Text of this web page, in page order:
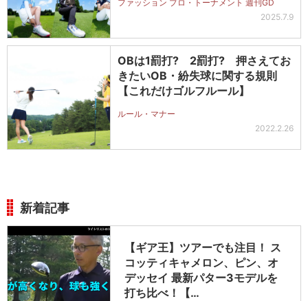
ファッション プロ・トーナメント 週刊GD
2025.7.9
OBは1罰打? 2罰打? 押さえてお
きたいOB・紛失球に関する規則
【これだけゴルフルール】
ルール・マナー
2022.2.26
新着記事
【ギア王】ツアーでも注目！ ス
コッティキャメロン、ピン、オ
デッセイ 最新パター3モデルを
打ち比べ！【…